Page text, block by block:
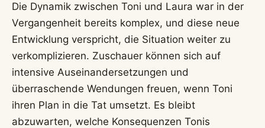
Die Dynamik zwischen Toni und Laura war in der
Vergangenheit bereits komplex, und diese neue
Entwicklung verspricht, die Situation weiter zu
verkomplizieren. Zuschauer können sich auf
intensive Auseinandersetzungen und
überraschende Wendungen freuen, wenn Toni
ihren Plan in die Tat umsetzt. Es bleibt
abzuwarten, welche Konsequenzen Tonis